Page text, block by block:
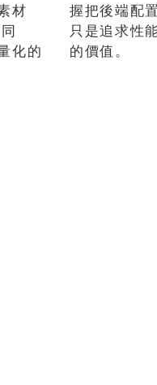
材
化的
握把後端配
只是追求性
的價值。